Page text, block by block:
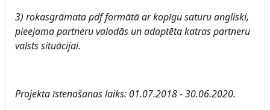
3) rokasgrāmata pdf formātā ar kopīgu saturu angliski,
pieejama partneru valodās un adaptēta katras partneru
valsts situācijai.
Projekta īstenošanas laiks: 01.07.2018 - 30.06.2020.